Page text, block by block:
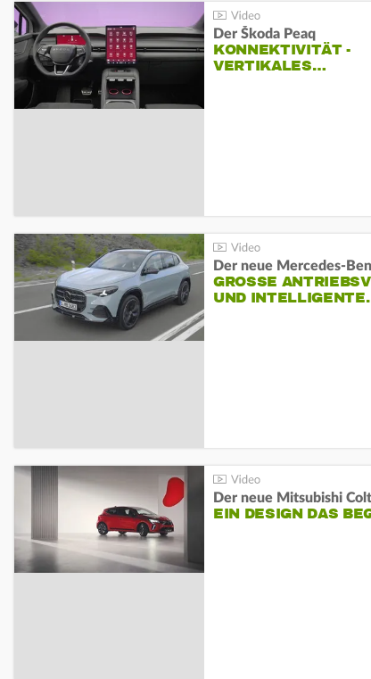
Der Škoda Peaq
KONNEKTIVITÄT -
VERTIKALES…
Der neue Mercedes-
GROSSE
ND INTELLIGENTE…
Der neue Mitsubishi Colt
EIN DESIGN DAS